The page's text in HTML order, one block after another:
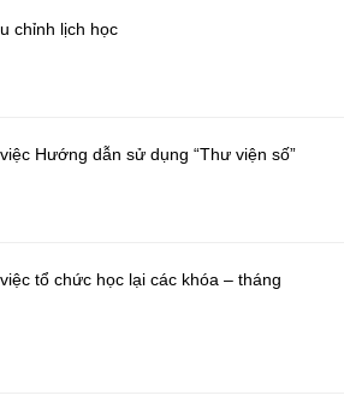
chỉnh lịch học
Hướng dẫn sử dụng “Thư viện số”
tổ chức học lại các khóa – tháng